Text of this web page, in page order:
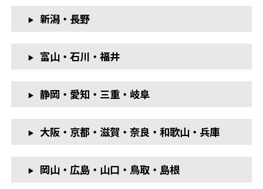
新潟・長野
富山・石川・福井
静岡・愛知・三重・岐阜
大阪・京都・滋賀・奈良・和歌山・兵庫
岡山・広島・山口・鳥取・島根